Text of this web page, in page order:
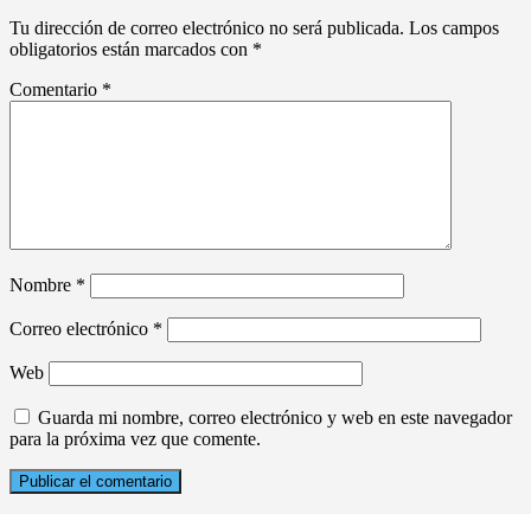
Tu dirección de correo electrónico no será publicada. Los campos
obligatorios están marcados con *
Comentario *
Nombre *
Correo electrónico *
Web
Guarda mi nombre, correo electrónico y web en este navegador
para la próxima vez que comente.